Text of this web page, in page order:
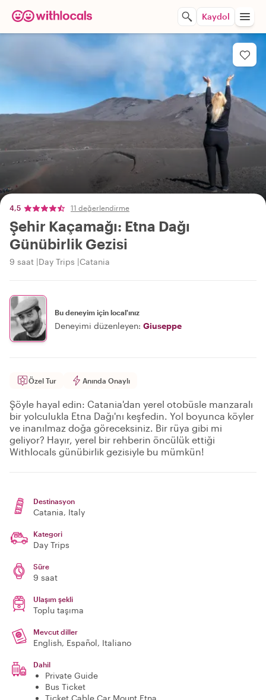
Kaydol
4,5 11 değerlendirme
Şehir Kaçamağı: Etna Dağı
Günübirlik Gezisi
9 saat Day Trips Catania
Bu deneyim için local'ınız
Deneyimi düzenleyen: Giuseppe
Özel Tur Anında Onaylı
Şöyle hayal edin: Catania'dan yerel otobüsle manzaralı
bir yolculukla Etna Dağı'nı keşfedin. Yol boyunca köyler
ve inanılmaz doğa göreceksiniz. Bir rüya gibi mi
geliyor? Hayır, yerel bir rehberin öncülük ettiği
Withlocals günübirlik gezisiyle bu mümkün!
Destinasyon
Catania, Italy
Kategori
Day Trips
Süre
9 saat
Ulaşım şekli
Toplu taşıma
Mevcut diller
English, Español, Italiano
Dahil
Private Guide
Bus Ticket
Ticket Cable Car Mount Etna